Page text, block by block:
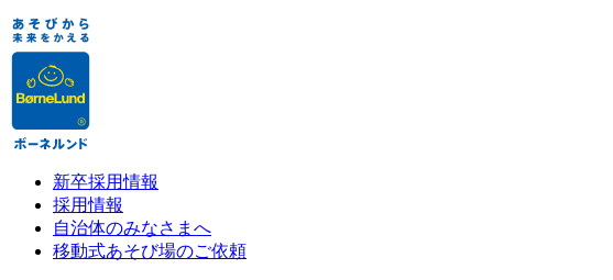
新卒採用情報
採用情報
自治体のみなさまへ
移動式あそび場のご依頼